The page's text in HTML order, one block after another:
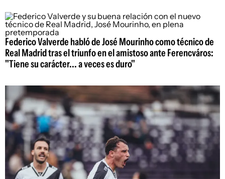
Federico Valverde habló de José Mourinho como técnico de
Real Madrid tras el triunfo en el amistoso ante Ferencváros:
"Tiene su carácter... a veces es duro"